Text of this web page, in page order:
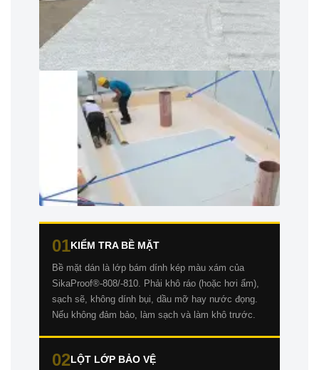
01KIỂM TRA BỀ MẶT
Bề mặt dán là lớp bám dính kép màu xám của
SikaProof®-808/-810. Phải khô ráo (hoặc hơi ẩm),
sạch sẽ, không dính bụi, dầu mỡ hay nước đọng.
Nếu không đảm bảo, làm sạch và làm khô trước.
02LỘT LỚP BẢO VỆ